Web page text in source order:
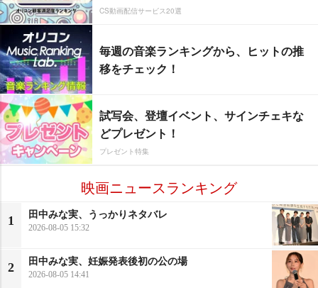
CS動画配信サービス20選
毎週の音楽ランキングから、ヒットの推
移をチェック！
試写会、登壇イベント、サインチェキな
どプレゼント！
プレゼント特集
映画ニュースランキング
1
田中みな実、うっかりネタバレ
2026-08-05 15:32
2
田中みな実、妊娠発表後初の公の場
2026-08-05 14:41